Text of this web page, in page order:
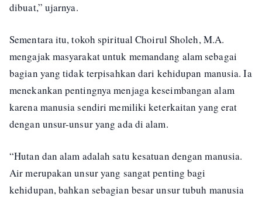
dibuat,” ujarnya.
Sementara itu, tokoh spiritual Choirul Sholeh, M.A.
mengajak masyarakat untuk memandang alam sebagai
bagian yang tidak terpisahkan dari kehidupan manusia. Ia
menekankan pentingnya menjaga keseimbangan alam
karena manusia sendiri memiliki keterkaitan yang erat
dengan unsur-unsur yang ada di alam.
“Hutan dan alam adalah satu kesatuan dengan manusia.
Air merupakan unsur yang sangat penting bagi
kehidupan, bahkan sebagian besar unsur tubuh manusia